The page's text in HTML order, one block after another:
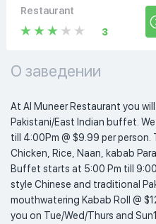
Restaurant
3
О заведении
At Al Muneer Restaurant you
Pakistani/East Indian buffet.
till 4:00Pm @ $9.99 per
Chicken, Rice, Naan, kabab
Buffet starts at 5:00 Pm till
style Chinese and traditional
mouthwatering Kabab Roll @
you on Tue/Wed/Thurs and